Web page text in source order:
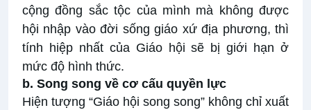
cộng đồng sắc tộc của mình mà không được
hội nhập vào đời sống giáo xứ địa phương, thì
tính hiệp nhất của Giáo hội sẽ bị giới hạn ở
mức độ hình thức.
b. Song song về cơ cấu quyền lực
Hiện tượng “Giáo hội song song” không chỉ xuất